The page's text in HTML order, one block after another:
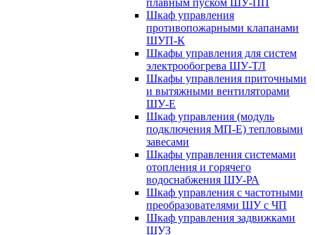
плавным пуском ШУ-ПП
Шкаф управления
противопожарными клапанами
ШУП-К
Шкафы управления для систем
электрообогрева ШУ-ТЛ
Шкафы управления приточными
и вытяжными вентиляторами
ШУ-Е
Шкаф управления (модуль
подключения МП-Е) тепловыми
завесами
Шкафы управления системами
отопления и горячего
водоснабжения ШУ-РА
Шкаф управления с частотными
преобразователями ШУ с ЧП
Шкаф управления задвижками
ШУЗ